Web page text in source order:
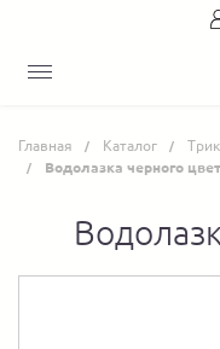
Главная Каталог
Водолазка черного